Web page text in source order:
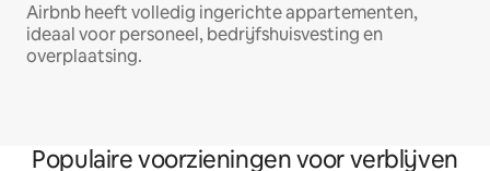
Airbnb heeft volledig ingerichte appartementen,
ideaal voor personeel, bedrijfshuisvesting en
overplaatsing.
Populaire voorzieningen voor verblijven